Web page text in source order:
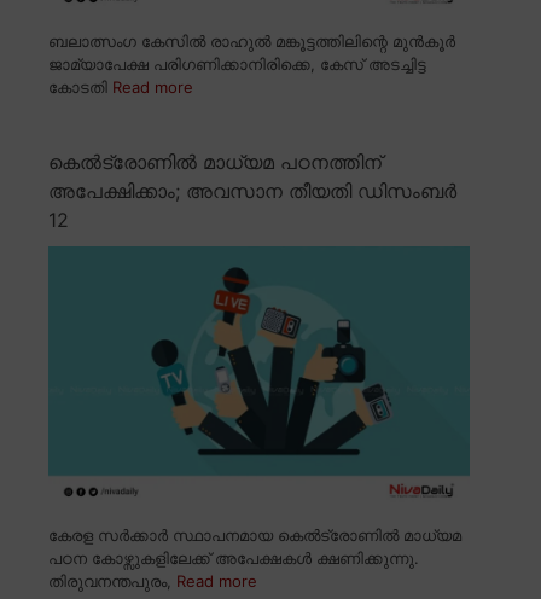
ബലാത്സംഗ കേസിൽ രാഹുൽ മങ്കൂട്ടത്തിലിന്റെ മുൻകൂർ
ജാമ്യാപേക്ഷ പരിഗണിക്കാനിരിക്കെ, കേസ് അടച്ചിട്ട
കോടതി Read more
കെൽട്രോണിൽ മാധ്യമ പഠനത്തിന്
അപേക്ഷിക്കാം; അവസാന തീയതി ഡിസംബർ
12
കേരള സർക്കാർ സ്ഥാപനമായ കെൽട്രോണിൽ മാധ്യമ
പഠന കോഴ്സുകളിലേക്ക് അപേക്ഷകൾ ക്ഷണിക്കുന്നു.
തിരുവനന്തപുരം, Read more